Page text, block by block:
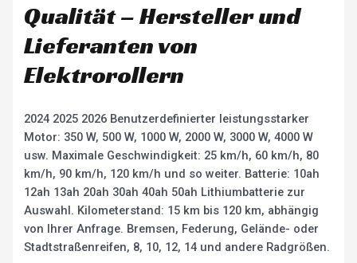
Qualität – Hersteller und
Lieferanten von
Elektrorollern
2024 2025 2026 Benutzerdefinierter leistungsstarker
Motor: 350 W, 500 W, 1000 W, 2000 W, 3000 W, 4000 W
usw. Maximale Geschwindigkeit: 25 km/h, 60 km/h, 80
km/h, 90 km/h, 120 km/h und so weiter. Batterie: 10ah
12ah 13ah 20ah 30ah 40ah 50ah Lithiumbatterie zur
Auswahl. Kilometerstand: 15 km bis 120 km, abhängig
von Ihrer Anfrage. Bremsen, Federung, Gelände- oder
Stadtstraßenreifen, 8, 10, 12, 14 und andere Radgrößen.